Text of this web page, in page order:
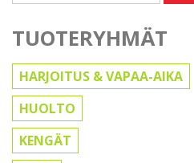
TUOTERYHMÄT
HARJOITUS & VAPAA-AIKA
HUOLTO
KENGÄT